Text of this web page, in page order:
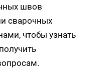
швов
сварочных
чтобы узнать